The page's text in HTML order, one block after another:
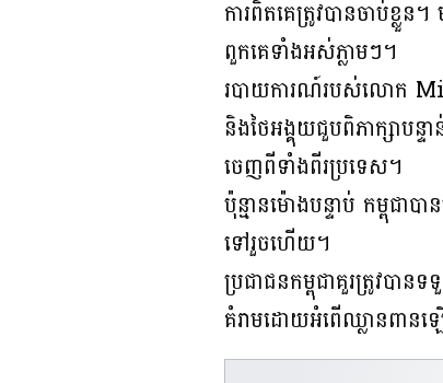
ការពិតគេត្រូវបានចាប់ខ្លួ
ពួកគេទាំងអស់ភ្លាមៗ។
របាយការណ៍របស់លោក
និងថៃអង្គុយជួបពិភាក្សាបន្
ចេញពីទាំងពីរប្រទេស។
ប៉ុន្មានម៉ោងបន្ទាប់ កម្ពុជា
ទៅរួចហើយ។
ប្រជាជនកម្ពុជាគួរត្រូវបា
គំរាមដោយអំពើឈ្លានពាន